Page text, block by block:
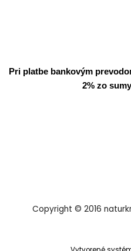
Pri platbe bankovým
2% zo
Copyright © 2016